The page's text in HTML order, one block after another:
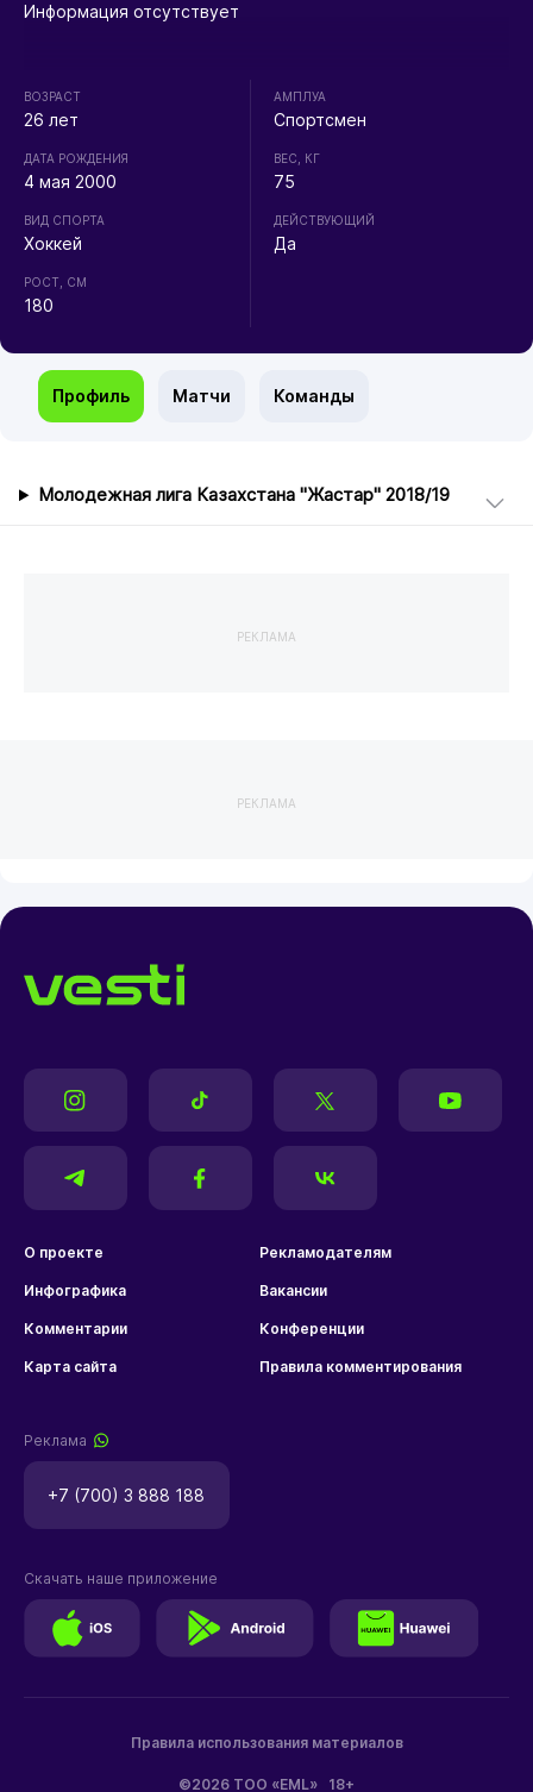
Информация отсутствует
ВОЗРАСТ
26 лет
ДАТА РОЖДЕНИЯ
4 мая 2000
ВИД СПОРТА
Хоккей
РОСТ, СМ
180
АМПЛУА
Спортсмен
ВЕС, КГ
75
ДЕЙСТВУЮЩИЙ
Да
Профиль Матчи Команды
Молодежная лига Казахстана "Жастар" 2018/19
РЕКЛАМА
РЕКЛАМА
О проекте Рекламодателям
Инфографика Вакансии
Комментарии Конференции
Карта сайта Правила комментирования
Реклама
+7 (700) 3 888 188
©2026 ТОО «EML» 18+
Правила использования материалов
Скачать наше приложение